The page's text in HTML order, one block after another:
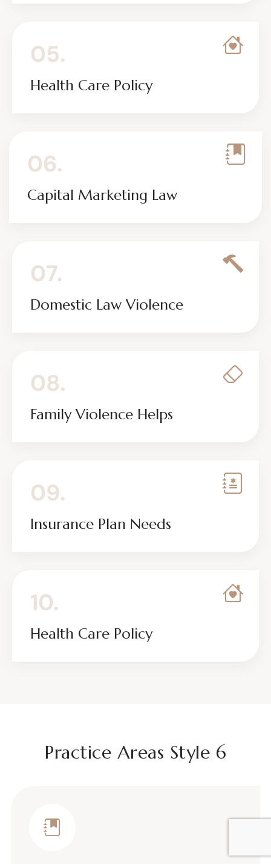
05.
Health Care Policy
06.
Capital Marketing Law
07.
Domestic Law Violence
08.
Family Violence Helps
09.
Insurance Plan Needs
10.
Health Care Policy
Practice Areas Style 6